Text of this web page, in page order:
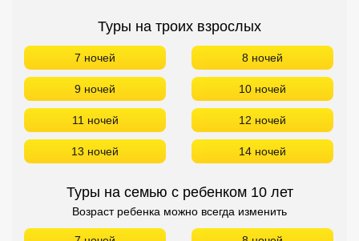
Туры на троих взрослых
7 ночей 8 ночей
9 ночей 10 ночей
11 ночей 12 ночей
13 ночей 14 ночей
Туры на семью с ребенком 10 лет
Возраст ребенка можно всегда изменить